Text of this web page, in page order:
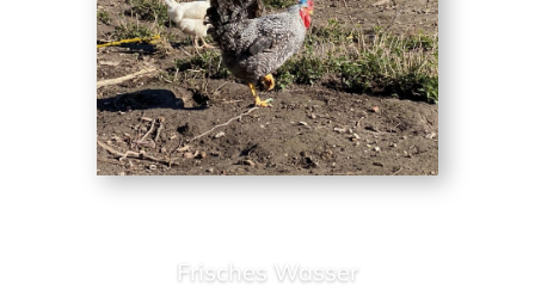
Frisches Wasser